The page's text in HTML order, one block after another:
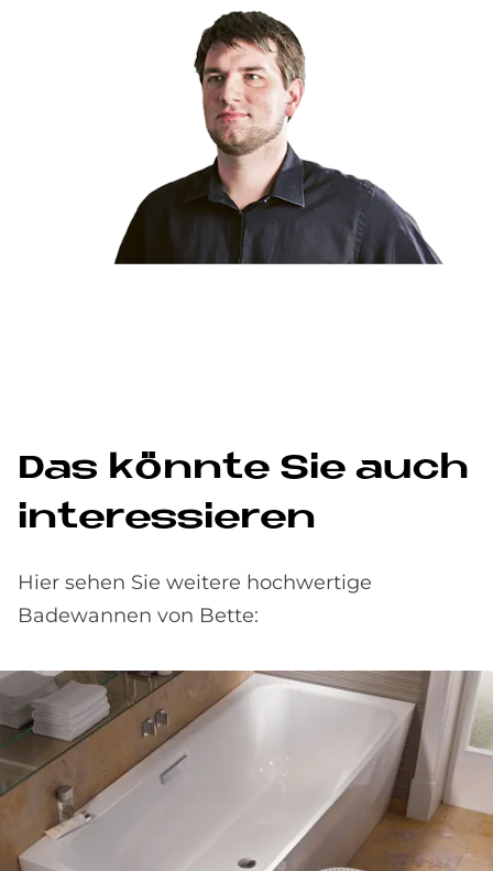
Das könn­te Sie auch
in­ter­es­sie­ren
Hier sehen Sie weitere hochwertige
Badewannen von Bette: